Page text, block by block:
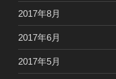
2017年8月
2017年6月
2017年5月